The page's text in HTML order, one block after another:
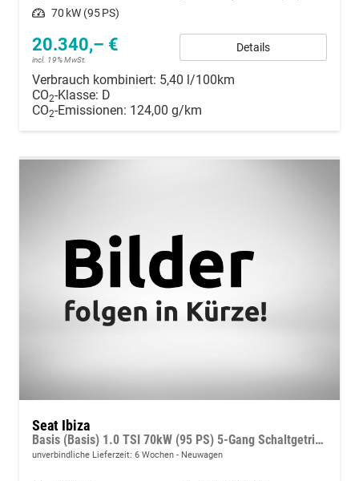
Leistung 70 kW (95 PS)
20.340,– €
incl. 19% MwSt.
Details
Verbrauch kombiniert: 5,40 l/100km
CO2-Klasse: D
CO2-Emissionen: 124,00 g/km
Seat Ibiza
Basis (Basis) 1.0 TSI 70kW (95 PS) 5-Gang Schaltgetriebe
unverbindliche Lieferzeit: 6 Wochen Neuwagen